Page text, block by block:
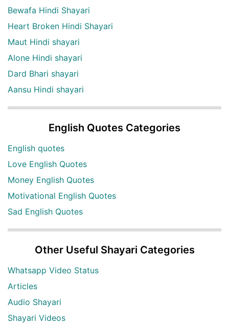
Bewafa Hindi Shayari
Heart Broken Hindi Shayari
Maut Hindi shayari
Alone Hindi shayari
Dard Bhari shayari
Aansu Hindi shayari
English Quotes Categories
English quotes
Love English Quotes
Money English Quotes
Motivational English Quotes
Sad English Quotes
Other Useful Shayari Categories
Whatsapp Video Status
Articles
Audio Shayari
Shayari Videos